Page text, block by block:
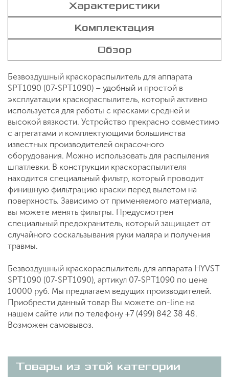
Характеристики
Комплектация
Обзор
Безвоздушный краскораспылитель для аппарата
SPT1090 (07-SPT1090) – удобный и простой в
эксплуатации краскораспылитель, который активно
используется для работы с красками средней и
высокой вязкости. Устройство прекрасно совместимо
с агрегатами и комплектующими большинства
известных производителей окрасочного
оборудования. Можно использовать для распыления
шпатлевки. В конструкции краскораспылителя
находится специальный фильтр, который проводит
финишную фильтрацию краски перед вылетом на
поверхность. Зависимо от применяемого материала,
вы можете менять фильтры. Предусмотрен
специальный предохранитель, который защищает от
случайного соскальзывания руки маляра и получения
травмы.
Безвоздушный краскораспылитель для аппарата HYVST
SPT1090 (07-SPT1090), артикул 07-SPT1090 по цене
10000 руб. Мы предлагаем ведущих производителей.
Приобрести данный товар Вы можете on-line на
нашем сайте или по телефону +7 (499) 842 38 48.
Возможен самовывоз.
Товары из этой категории